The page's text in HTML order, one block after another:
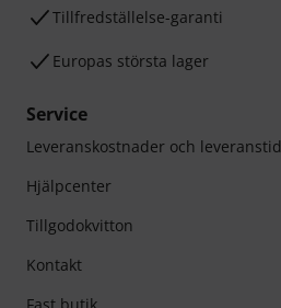
Tillfredställelse-garanti
Europas största lager
Service
Leveranskostnader och leveranstid
Hjälpcenter
Tillgodokvitton
Kontakt